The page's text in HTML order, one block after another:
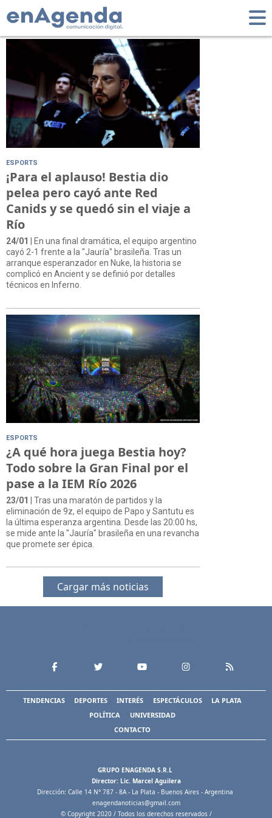
Tag: Ancient
ESPORTS
¡Para el aplauso! Bestia dio
pelea pero cayó ante Red
Canids y se quedó sin el viaje a
Río
24/01
| En una final dramática, el equipo argentino
cayó 2-1 frente a la "Jauría" brasileña. Tras un
arranque esperanzador en Nuke, la historia se
complicó en Ancient y se definió por detalles
técnicos en Inferno.
ESPORTS
¿A qué hora juega Bestia hoy?
Todo sobre la Gran Final por el
pase a la IEM Río 2026
23/01
| Tras una maratón de partidos y la
eliminación de 9z, el equipo de Papo y Santutu es
la última esperanza argentina. Desde las 20:00 hs,
se mide ante la "Jauría" brasileña en una revancha
que promete ser épica.
Cargar más noticias
TENDENCIAS DEPORTES INTERÉS ESPECTÁCULOS
LA PLATA
POLÍTICA
UNIVERSIDAD
CONTACTO
GRUPO ENAGENDA S.R.L
Director: Lic. Marcel Aguilera
Dirección: Calle 14 N° 787 - 8A - La Plata - Buenos Aires - Argentina
enagendanoticias@gmail.com
© Copyright 2020 / Todos los derechos reservados /